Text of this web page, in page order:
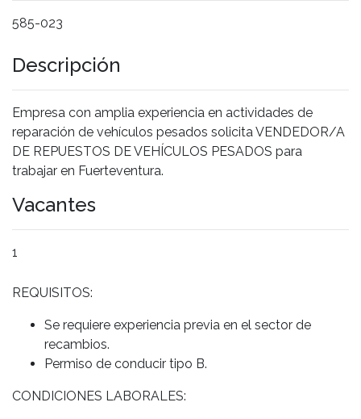
585-023
Descripción
Empresa con amplia experiencia en actividades de
reparación de vehículos pesados solicita VENDEDOR/A
DE REPUESTOS DE VEHÍCULOS PESADOS para
trabajar en Fuerteventura.
Vacantes
1
REQUISITOS:
Se requiere experiencia previa en el sector de
recambios.
Permiso de conducir tipo B.
CONDICIONES LABORALES: